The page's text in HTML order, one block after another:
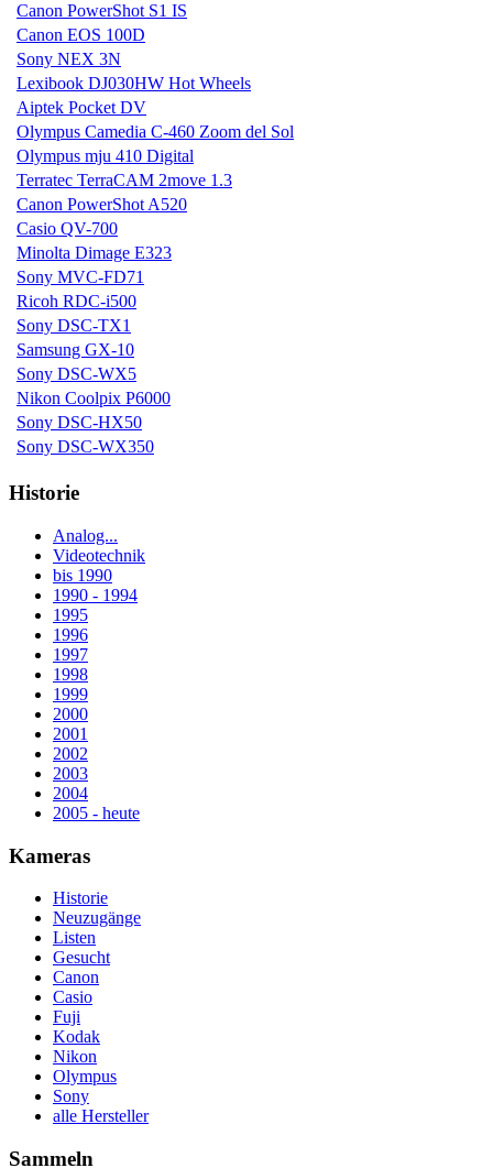
Canon PowerShot S1 IS
Canon EOS 100D
Sony NEX 3N
Lexibook DJ030HW Hot Wheels
Aiptek Pocket DV
Olympus Camedia C-460 Zoom del Sol
Olympus mju 410 Digital
Terratec TerraCAM 2move 1.3
Canon PowerShot A520
Casio QV-700
Minolta Dimage E323
Sony MVC-FD71
Ricoh RDC-i500
Sony DSC-TX1
Samsung GX-10
Sony DSC-WX5
Nikon Coolpix P6000
Sony DSC-HX50
Sony DSC-WX350
Historie
Analog...
Videotechnik
bis 1990
1990 - 1994
1995
1996
1997
1998
1999
2000
2001
2002
2003
2004
2005 - heute
Kameras
Historie
Neuzugänge
Listen
Gesucht
Canon
Casio
Fuji
Kodak
Nikon
Olympus
Sony
alle Hersteller
Sammeln